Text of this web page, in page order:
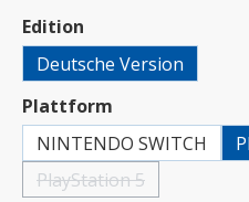
Edition
Deutsche Version
Plattform
NINTENDO SWITCH
PlayStation 5(Diese Option ist zurzeit